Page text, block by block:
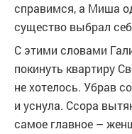
справимся, а Миша
существо выбрал
С этими словами
покинуть квартиру
не хотелось. Убрав
и уснула. Ссора
самое главное –